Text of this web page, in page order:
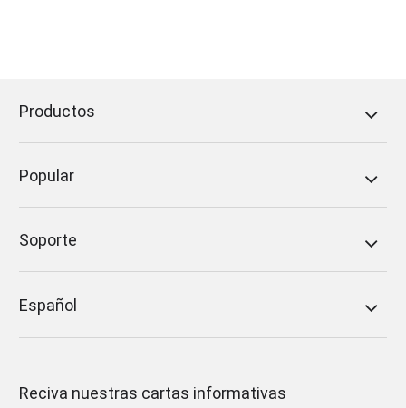
Productos
Popular
Soporte
Español
Reciva nuestras cartas informativas